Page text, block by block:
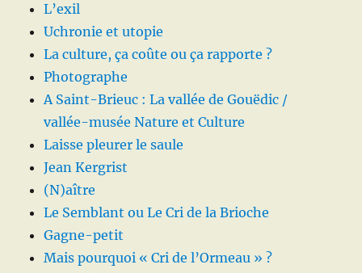
L’exil
Uchronie et utopie
La culture, ça coûte ou ça rapporte ?
Photographe
A Saint-Brieuc : La vallée de Gouëdic /
vallée-musée Nature et Culture
Laisse pleurer le saule
Jean Kergrist
(N)aître
Le Semblant ou Le Cri de la Brioche
Gagne-petit
Mais pourquoi « Cri de l’Ormeau » ?